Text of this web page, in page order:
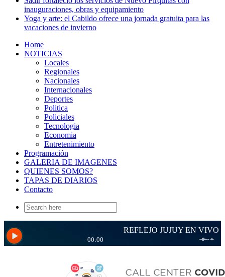
inauguraciones, obras y equipamiento
Yoga y arte: el Cabildo ofrece una jornada gratuita para las
vacaciones de invierno
Home
NOTICIAS
Locales
Regionales
Nacionales
Internacionales
Deportes
Politica
Policiales
Tecnologia
Economia
Entretenimiento
Programación
GALERIA DE IMAGENES
QUIENES SOMOS?
TAPAS DE DIARIOS
Contacto
Search
for: